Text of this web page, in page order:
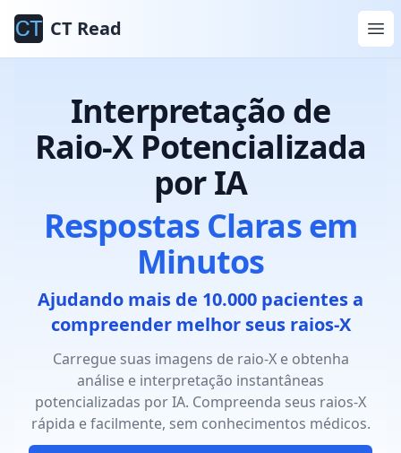
CT Read
Interpretação de
Raio-X Potencializada
por IA
Respostas Claras em
Minutos
Ajudando mais de 10.000 pacientes a
compreender melhor seus raios-X
Carregue suas imagens de raio-X e obtenha
análise e interpretação instantâneas
potencializadas por IA. Compreenda seus raios-X
rápida e facilmente, sem conhecimentos médicos.